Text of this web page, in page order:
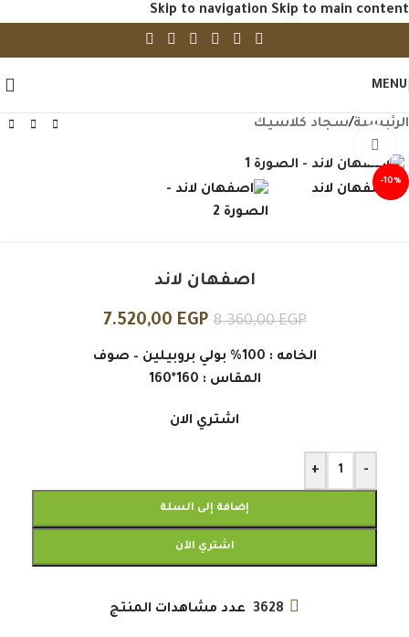
Skip to navigation Skip to main content
MENU
الرئيسية/سجاد كلاسيك
-10%
اصفهان لاند
8.360,00EGP
7.520,00 EGP
الخامه : 100% بولي بروبيلين – صوف
المقاس : 160*160
اشتري الان
-
+
إضافة إلى السلة
اشتري الآن
3628 عدد مشاهدات المنتج